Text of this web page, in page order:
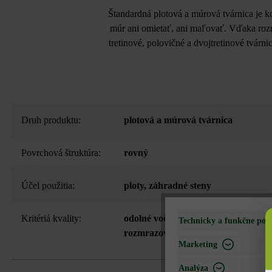
Štandardná plotová a múrová tvárnica je
múr ani omietať, ani maľovať. Vďaka
tretinové, polovičné a dvojtretinové
Druh produktu: plotová a múrová tvárnica
Povrchová štruktúra: rovný
Účel použitia: ploty, záhradné steny
Kritériá kvality:
odolné voči mrazu - neodporúča sa
rozmrazovacieho prostriedku
Technicky a funkčne
Marketing
Analýza